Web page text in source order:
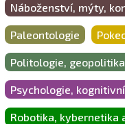
Náboženství, mýty,
Paleontologie
Politologie,
Psychologie,
Robotika, kybernetika